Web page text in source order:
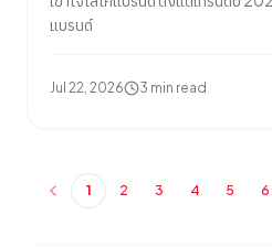
แบรนด์
Jul 22, 2026 3 min read
1 2 3 4 5 6